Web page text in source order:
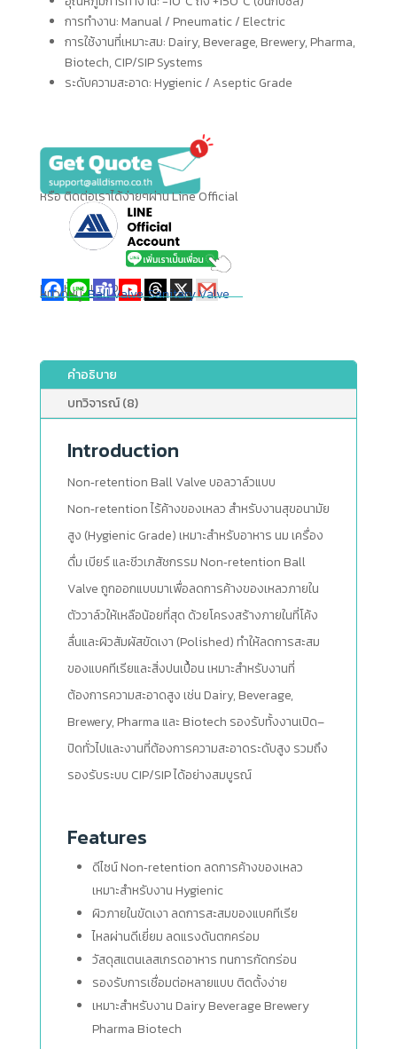
การทำงาน: Manual / Pneumatic / Electric
การใช้งานที่เหมาะสม: Dairy, Beverage, Brewery, Pharma,
Biotech, CIP/SIP Systems
ระดับความสะอาด: Hygienic / Aseptic Grade
หรือ ติดต่อเราได้ง่ายๆผ่าน Line Official
แชร์ให้เพื่อนของคุณ
หมวดหมู่:Ball Valve,Sanitary Valve
คำอธิบาย
บทวิจารณ์ (8)
Introduction
Non‑retention Ball Valve บอลวาล์วแบบ
Non‑retention ไร้ค้างของเหลว สำหรับงานสุขอนามัย
สูง (Hygienic Grade) เหมาะสำหรับอาหาร นม เครื่อง
ดื่ม เบียร์ และชีวเภสัชกรรม Non‑retention Ball
Valve ถูกออกแบบมาเพื่อลดการค้างของเหลวภายใน
ตัววาล์วให้เหลือน้อยที่สุด ด้วยโครงสร้างภายในที่โค้ง
ลื่นและผิวสัมผัสขัดเงา (Polished) ทำให้ลดการสะสม
ของแบคทีเรียและสิ่งปนเปื้อน เหมาะสำหรับงานที่
ต้องการความสะอาดสูง เช่น Dairy, Beverage,
Brewery, Pharma และ Biotech รองรับทั้งงานเปิด–
ปิดทั่วไปและงานที่ต้องการความสะอาดระดับสูง รวมถึง
รองรับระบบ CIP/SIP ได้อย่างสมบูรณ์
Features
ดีไซน์ Non‑retention ลดการค้างของเหลว
เหมาะสำหรับงาน Hygienic
ผิวภายในขัดเงา ลดการสะสมของแบคทีเรีย
ไหลผ่านดีเยี่ยม ลดแรงดันตกคร่อม
วัสดุสแตนเลสเกรดอาหาร ทนการกัดกร่อน
รองรับการเชื่อมต่อหลายแบบ ติดตั้งง่าย
เหมาะสำหรับงาน Dairy Beverage Brewery
Pharma Biotech